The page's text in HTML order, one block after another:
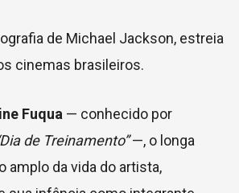
de Michael Jackson, estreia
cinemas brasileiros.
Fuqua — conhecido por
de Treinamento”—, o longa
amplo da vida do artista,